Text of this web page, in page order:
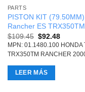
PARTS
PISTON KIT
Rancher ES
$109.45 Original
price
was:
$109.45.
$92.48Current
price
is:
$92.48.
MPN: 01.1480.100
TRX350TM RANCHER
LEER MÁS